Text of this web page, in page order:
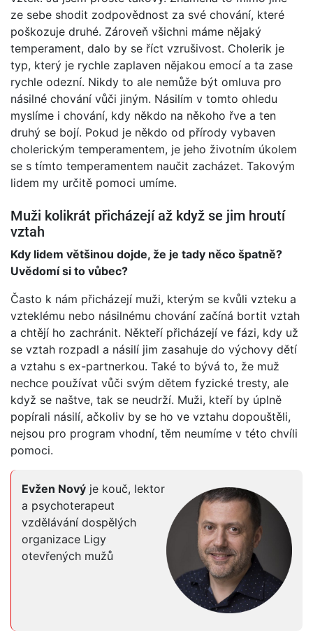
ze sebe shodit zodpovědnost za své chování, které
poškozuje druhé. Zároveň všichni máme nějaký
temperament, dalo by se říct vzrušivost. Cholerik je
typ, který je rychle zaplaven nějakou emocí a ta zase
rychle odezní. Nikdy to ale nemůže být omluva pro
násilné chování vůči jiným. Násilím v tomto ohledu
myslíme i chování, kdy někdo na někoho řve a ten
druhý se bojí. Pokud je někdo od přírody vybaven
cholerickým temperamentem, je jeho životním úkolem
se s tímto temperamentem naučit zacházet. Takovým
lidem my určitě pomoci umíme.
Muži kolikrát přicházejí až když se jim hroutí
vztah
Kdy lidem většinou dojde, že je tady něco špatně?
Uvědomí si to vůbec?
Často k nám přicházejí muži, kterým se kvůli vzteku a
vzteklému nebo násilnému chování začíná bortit vztah
a chtějí ho zachránit. Někteří přicházejí ve fázi, kdy už
se vztah rozpadl a násilí jim zasahuje do výchovy dětí
a vztahu s ex-partnerkou. Také to bývá to, že muž
nechce používat vůči svým dětem fyzické tresty, ale
když se naštve, tak se neudrží. Muži, kteří by úplně
popírali násilí, ačkoliv by se ho ve vztahu dopouštěli,
nejsou pro program vhodní, těm neumíme v této chvíli
pomoci.
Evžen Nový je kouč, lektor
a psychoterapeut
vzdělávání dospělých
organizace Ligy
otevřených mužů